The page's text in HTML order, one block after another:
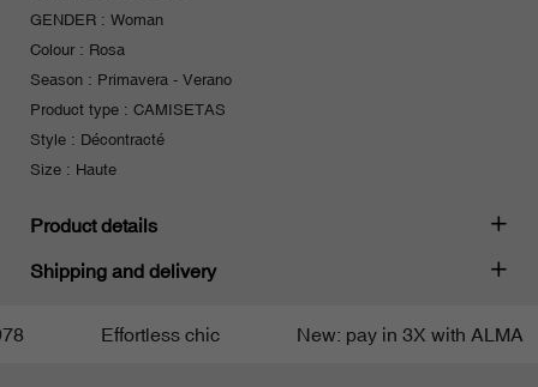
GENDER : Woman
Colour : Rosa
Season : Primavera - Verano
Product type : CAMISETAS
Style : Décontracté
Size : Haute
Product details
Shipping and delivery
Effortless chic New: pay in 3X with ALMA